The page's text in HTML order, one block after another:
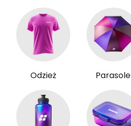
Odzież Parasole